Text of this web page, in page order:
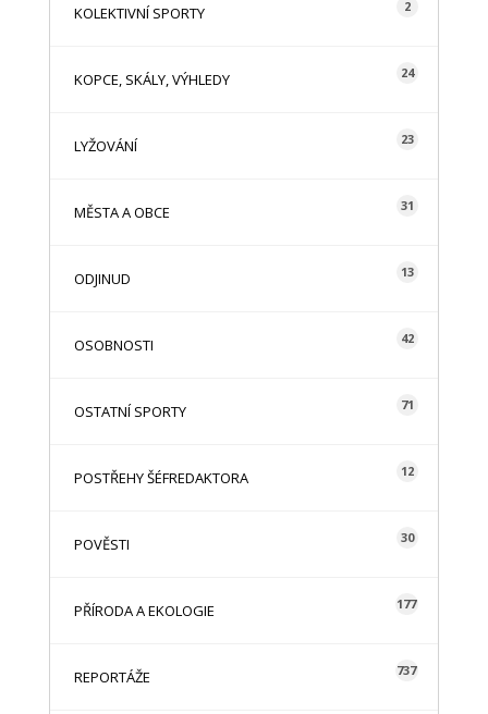
KOLEKTIVNÍ SPORTY 2
KOPCE, SKÁLY, VÝHLEDY 24
LYŽOVÁNÍ 23
MĚSTA A OBCE 31
ODJINUD 13
OSOBNOSTI 42
OSTATNÍ SPORTY 71
POSTŘEHY ŠÉFREDAKTORA 12
POVĚSTI 30
PŘÍRODA A EKOLOGIE 177
REPORTÁŽE 737